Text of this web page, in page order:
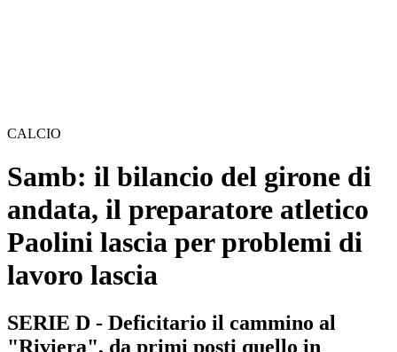
CALCIO
Samb: il bilancio del girone di
andata, il preparatore atletico
Paolini lascia per problemi di
lavoro lascia
SERIE D - Deficitario il cammino al
"Riviera", da primi posti quello in